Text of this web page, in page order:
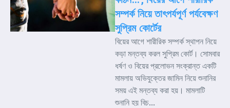
সম্পর্ক নিয়ে তাৎপর্যপূর্ণ পর্যবেক্ষণ
সুপ্রিম কোর্টের
বিয়ের আগে শারীরিক সম্পর্ক স্থাপন নিয়ে
কড়া মন্তব্য করল সুপ্রিম কোর্ট। সোমবার
ধর্ষণ ও বিয়ের প্রলোভন সংক্রান্ত একটি
মামলায় অভিযুক্তের জামিন নিয়ে শুনানির
সময় এই মন্তব্য করা হয়। মামলাটি
শুনানি হয় বিচ...